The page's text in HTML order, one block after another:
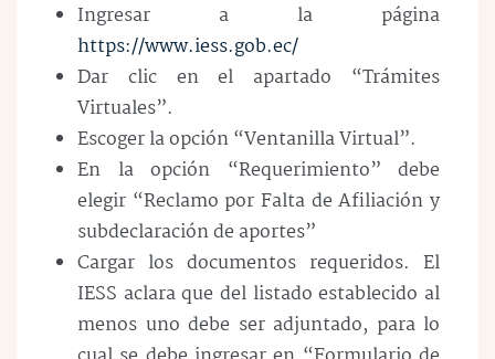
Ingresar a la página
https://www.iess.gob.ec/
Dar clic en el apartado “Trámites
Virtuales”.
Escoger la opción “Ventanilla Virtual”.
En la opción “Requerimiento” debe
elegir “Reclamo por Falta de Afiliación y
subdeclaración de aportes”
Cargar los documentos requeridos. El
IESS aclara que del listado establecido al
menos uno debe ser adjuntado, para lo